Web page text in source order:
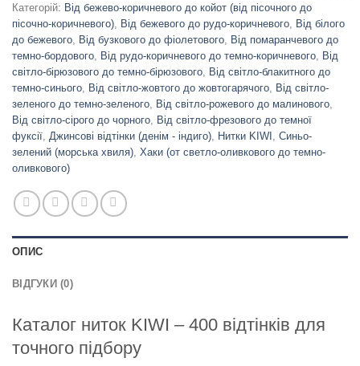
Категорій: Від бежево-коричневого до койот (від пісочного до
пісочно-коричневого) Від бежевого до рудо-коричневого Від білого
до бежевого Від бузкового до фіолетового Від помаранчевого до
темно-бордового Від рудо-коричневого до темно-коричневого Від
світло-бірюзового до темно-бірюзового Від світло-блакитного до
темно-синього Від світло-жовтого до жовтогарячого Від світло-
зеленого до темно-зеленого Від світло-рожевого до малинового
Від світло-сірого до чорного Від світло-фрезового до темної
фуксії Джинсові відтінки (денім - індиго) Нитки KIWI Синьо-
зелений (морська хвиля) Хаки (от светло-оливкового до темно-
оливкового)
ОПИС
ВІДГУКИ (0)
Каталог ниток KIWI – 400 відтінків для
точного підбору